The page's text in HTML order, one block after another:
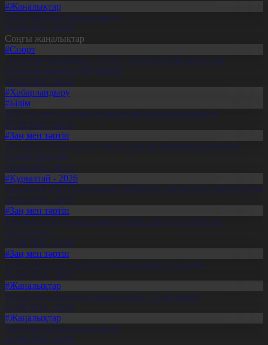
#Жаңалықтар
Әлем жаңалықтарына шолу
05.08.2026, 20:05
Соңғы жаңалықтар
#Спорт
«Болашақ ойындары - 2026»: Турнирде 800-ден астам
волонтер қызмет етіп жатыр
05.08.2026, 20:12
#Хабарландыру
#Білім
ЖОО-ға түсу кезінде волонтерлік қызмет ескеріледі
05.08.2026, 20:11
#Заң мен тәртіп
Ақтөбеде 10 миллион теңгені заңсыз айналымға енгізген
күдікті ұсталды
05.08.2026, 20:10
#Құрылтай - 2026
Құрылтай депутаттарының сайлауына дайындық пысықталды
05.08.2026, 20:10
#Заң мен тәртіп
Рақымшылық туралы заңға сәйкес 620 адам түрмеден
босатылды
05.08.2026, 20:09
#Заң мен тәртіп
Тойда теріс пікір айтқан тұрғын қамауға алынды
05.08.2026, 20:07
#Жаңалықтар
Павлодарда отандық өнім өндірісі 1,5 есе артты
05.08.2026, 20:06
#Жаңалықтар
Әлем жаңалықтарына шолу
05.08.2026, 20:05